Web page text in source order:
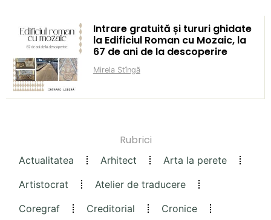
Intrare gratuită și tururi ghidate
la Edificiul Roman cu Mozaic, la
67 de ani de la descoperire
Mirela Stîngă
Rubrici
Actualitatea Arhitect
Arta la perete
Artistocrat
Atelier de traducere
Coregraf
Creditorial
Cronice